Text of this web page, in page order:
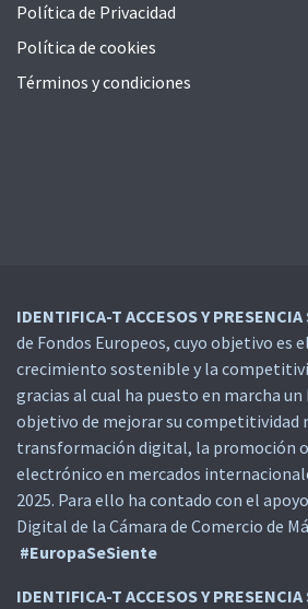
Política de Privacidad
Política de cookies
Términos y condiciones
IDENTIFICA-T ACCESOS Y PRESENCIA
de Fondos Europeos, cuyo objetivo es
crecimiento sostenible y la
gracias al cual ha puesto en marcha un
objetivo de mejorar su competitividad
transformación digital, la promoción
electrónico en mercados
2025. Para ello ha contado con el
Digital de la Cámara de Comercio de
#EuropaSeSiente
IDENTIFICA-T ACCESOS Y PRESENCIA